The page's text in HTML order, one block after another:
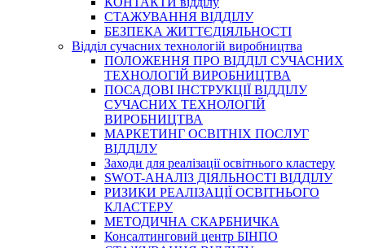
СТАЖУВАННЯ ВІДДІЛУ
БЕЗПЕКА ЖИТТЄДІЯЛЬНОСТІ
Відділ сучасних технологій виробництва
ПОЛОЖЕННЯ ПРО ВІДДІЛ СУЧАСНИХ
ТЕХНОЛОГІЙ ВИРОБНИЦТВА
ПОСАДОВІ ІНСТРУКЦІЇ ВІДДІЛУ
СУЧАСНИХ ТЕХНОЛОГІЙ
ВИРОБНИЦТВА
МАРКЕТИНГ ОСВІТНІХ ПОСЛУГ
ВІДДІЛУ
Заходи для реалізації освітнього кластеру
SWOT-АНАЛІЗ ДІЯЛЬНОСТІ ВІДДІЛУ
РИЗИКИ РЕАЛІЗАЦІЇ ОСВІТНЬОГО
КЛАСТЕРУ
МЕТОДИЧНА СКАРБНИЧКА
Консалтинговий центр БІНПО